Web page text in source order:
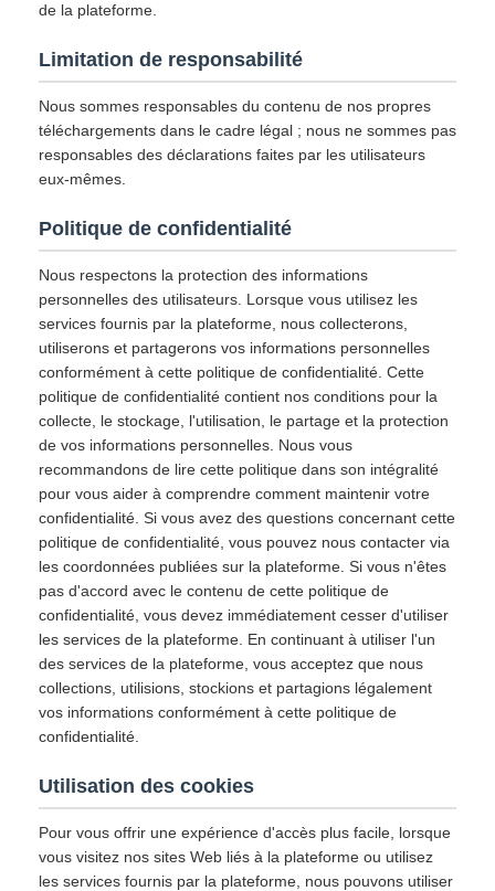
de la plateforme.
Limitation de responsabilité
Nous sommes responsables du contenu de nos propres
téléchargements dans le cadre légal ; nous ne sommes pas
responsables des déclarations faites par les utilisateurs
eux-mêmes.
Politique de confidentialité
Nous respectons la protection des informations
personnelles des utilisateurs. Lorsque vous utilisez les
services fournis par la plateforme, nous collecterons,
utiliserons et partagerons vos informations personnelles
conformément à cette politique de confidentialité. Cette
politique de confidentialité contient nos conditions pour la
collecte, le stockage, l'utilisation, le partage et la protection
de vos informations personnelles. Nous vous
recommandons de lire cette politique dans son intégralité
pour vous aider à comprendre comment maintenir votre
confidentialité. Si vous avez des questions concernant cette
politique de confidentialité, vous pouvez nous contacter via
les coordonnées publiées sur la plateforme. Si vous n'êtes
pas d'accord avec le contenu de cette politique de
confidentialité, vous devez immédiatement cesser d'utiliser
les services de la plateforme. En continuant à utiliser l'un
des services de la plateforme, vous acceptez que nous
collections, utilisions, stockions et partagions légalement
vos informations conformément à cette politique de
confidentialité.
Utilisation des cookies
Pour vous offrir une expérience d'accès plus facile, lorsque
vous visitez nos sites Web liés à la plateforme ou utilisez
les services fournis par la plateforme, nous pouvons utiliser